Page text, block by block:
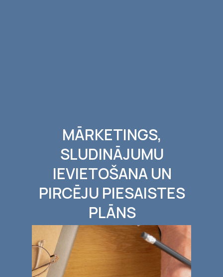
MĀRKETINGS,
SLUDINĀJUMU
IEVIETOŠANA UN
PIRCĒJU PIESAISTES
PLĀNS